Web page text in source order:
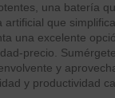
una batería
artificial que
una excelente
precio.
y
y productividad